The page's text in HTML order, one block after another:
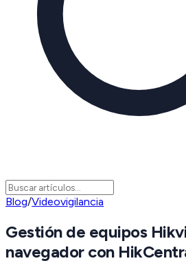
Blog/Videovigilancia
Gestión de equipos
navegador con